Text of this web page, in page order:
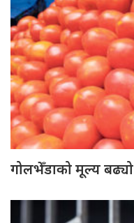
गोलभेँडाको मूल्य बढ्यो